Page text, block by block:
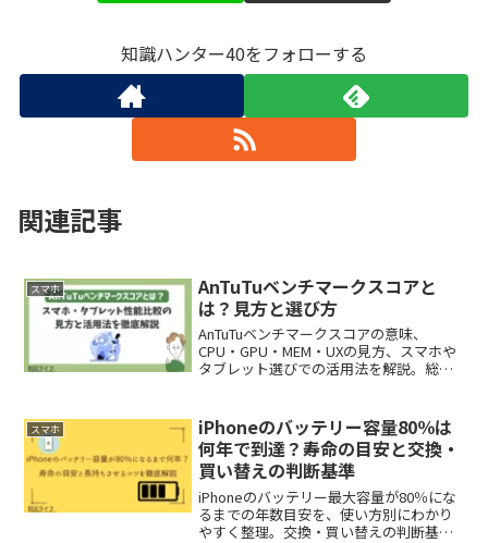
知識ハンター40をフォローする
関連記事
スマホ
AnTuTuベンチマークスコアと
は？見方と選び方
AnTuTuベンチマークスコアの意味、
CPU・GPU・MEM・UXの見方、スマホや
タブレット選びでの活用法を解説。総合
スマホ
iPhoneのバッテリー容量80％は
何年で到達？寿命の目安と交換・
買い替えの判断基準
iPhoneのバッテリー最大容量が80％にな
るまでの年数目安を、使い方別にわかり
やすく整理。交換・買い替えの判断基